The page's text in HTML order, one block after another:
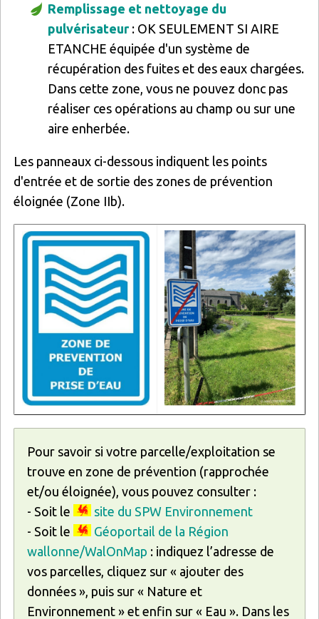
Remplissage et nettoyage du
pulvérisateur: OK SEULEMENT SI AIRE
ETANCHE équipée d'un système de
récupération des fuites et des eaux chargées.
Dans cette zone, vous ne pouvez donc pas
réaliser ces opérations au champ ou sur une
aire enherbée.
Les panneaux ci-dessous indiquent les points
d'entrée et de sortie des zones de prévention
éloignée (Zone IIb).
Image Image
Pour savoir si votre parcelle/exploitation se
trouve en zone de prévention (rapprochée
et/ou éloignée), vous pouvez consulter :
- Soit le
site du SPW Environnement
- Soit le
Géoportail de la Région
wallonne/WalOnMap : indiquez l’adresse de
vos parcelles, cliquez sur « ajouter des
données », puis sur « Nature et
Environnement » et enfin sur « Eau ». Dans les